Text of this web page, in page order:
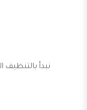
نبدأ بالتنظيف